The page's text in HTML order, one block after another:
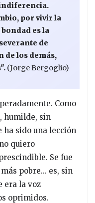
por vivir la
es la
de
de los demás,
(Jorge Bergoglio)
Como
humilde, sin
ha sido una lección
quiero
Se fue
pobre... es, sin
era la voz
oprimidos.